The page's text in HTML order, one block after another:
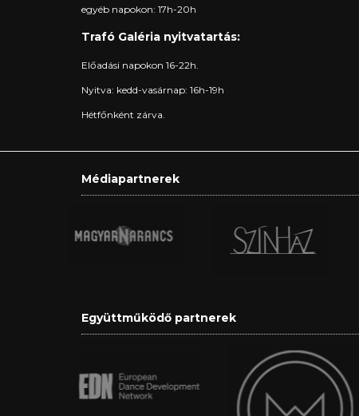
egyéb napokon: 17h-20h
Trafó Galéria nyitvatartás:
Előadási napokon 16-22h.
Nyitva: kedd-vasárnap: 16h-19h
Hétfőnként zárva.
Médiapartnerek
Együttműködő partnerek